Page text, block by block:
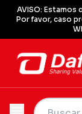
AVISO: Estamos
Por favor, caso